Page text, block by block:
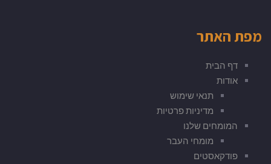
מפת האתר
דף הבית
אודות
תנאי שימוש
מדיניות פרטיות
המומחים שלנו
מומחי העבר
פודקאסטים